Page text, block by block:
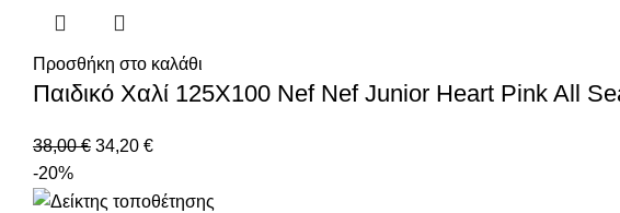
Προσθήκη στο καλάθι
Παιδικό Χαλί 125X100 Nef Nef Junior Heart Pink All
38,00€ 34,20 €
-20%